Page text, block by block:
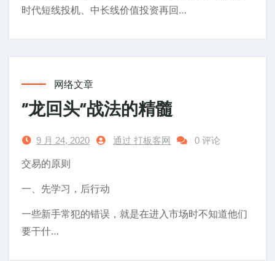
时代短线投机、中长线价值投资再回…
网络文章
“龙回头”战法的精髓
9 月 24, 2020 通过 打板客网 0 评论
交易的原则
一、先学习，后行动
一些新手常犯的错误，就是在进入市场时不知道他们
要干什…